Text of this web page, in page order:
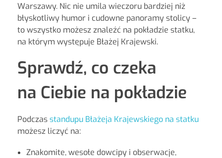
Warszawy. Nic nie umila wieczoru bardziej niż
błyskotliwy humor i cudowne panoramy stolicy –
to wszystko możesz znaleźć na pokładzie statku,
na którym występuje Błażej Krajewski.
Sprawdź, co czeka
na Ciebie na pokładzie
Podczasstandupu Błażeja Krajewskiego na statku
możesz liczyć na:
Znakomite, wesołe dowcipy i obserwacje,